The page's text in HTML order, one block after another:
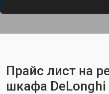
Прайс лист на
шкафа DeLonghi